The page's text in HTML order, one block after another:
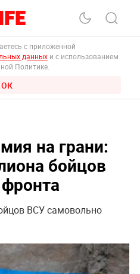
с приложенной
данных и с использованием
Политике.
ОК
на грани:
бойцов
ВСУ самовольно